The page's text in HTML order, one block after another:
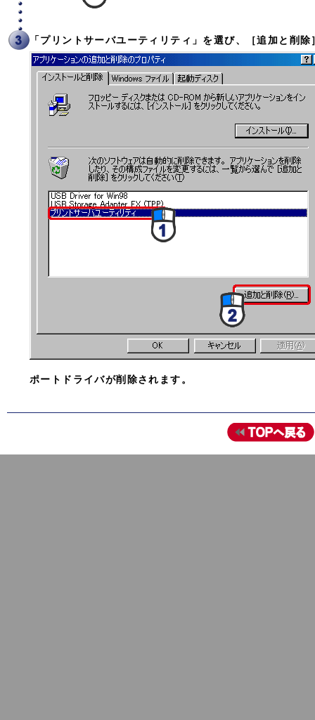
「プリントサーバユーティリティ」を選び、［追加と削
ポートドライバが削除されます。